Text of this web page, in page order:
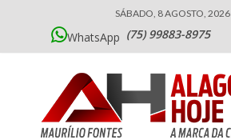
SÁBADO, 8 AGOSTO, 2026
WhatsApp (75) 99883-8975